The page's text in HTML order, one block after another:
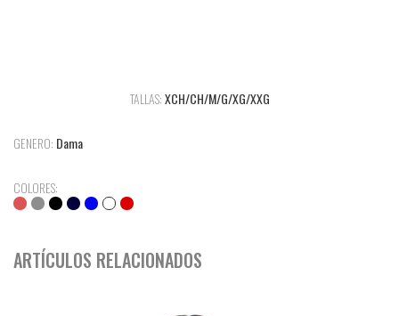
TALLAS:XCH/CH/M/G/XG/XXG
GENERO: Dama
COLORES:
ARTÍCULOS RELACIONADOS